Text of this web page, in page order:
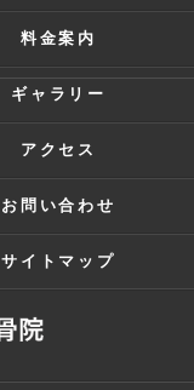
料金案内
ギャラリー
アクセス
お問い合わせ
サイトマップ